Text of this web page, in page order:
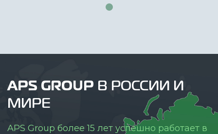
APS GROUP В РОССИИ И
МИРЕ
APS Group более 15 лет успешно работает в